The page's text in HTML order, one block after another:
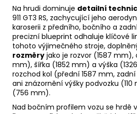
Na hrudi dominuje detailní
911 GT3 RS, zachycující jeho
karoserii z předního, bočního a
precizní blueprint odhaluje klíčové
tohoto výjimečného stroje,
rozměry jako je rozvor (1587 mm),
mm), šířka (1852 mm) a výška
rozchod kol (přední 1587 mm,
ani znázornění výšky podvozku
(756 mm).
Nad bočním profilem vozu se hrdě